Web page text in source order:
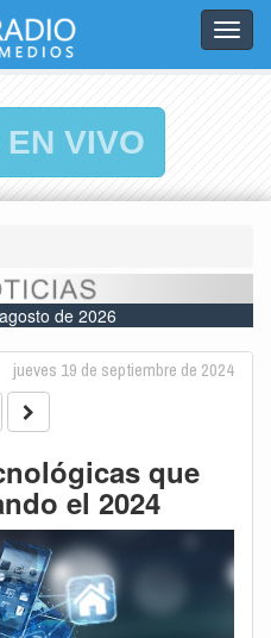
VIVO
de 2026
jueves 19 de septiembre de 2024
que
el 2024